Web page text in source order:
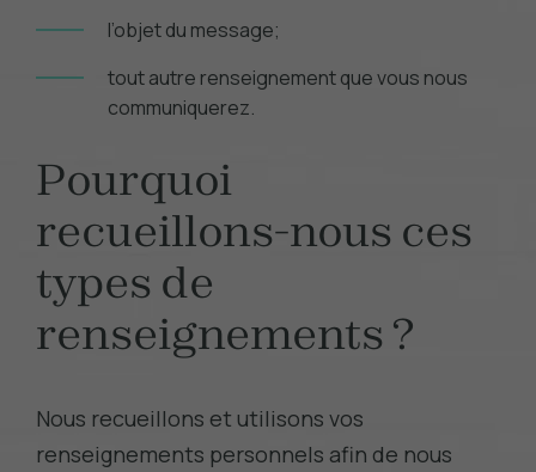
l’objet du message;
tout autre renseignement que vous nous
communiquerez.
Pourquoi
recueillons-nous ces
types de
renseignements ?
Nous recueillons et utilisons vos
renseignements personnels afin de nous